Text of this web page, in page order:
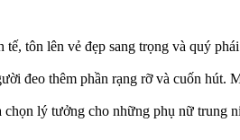
tế, tôn lên vẻ đẹp sang trọng và quý
đeo thêm phần rạng rỡ và cuốn hút.
lý tưởng cho những phụ nữ trung